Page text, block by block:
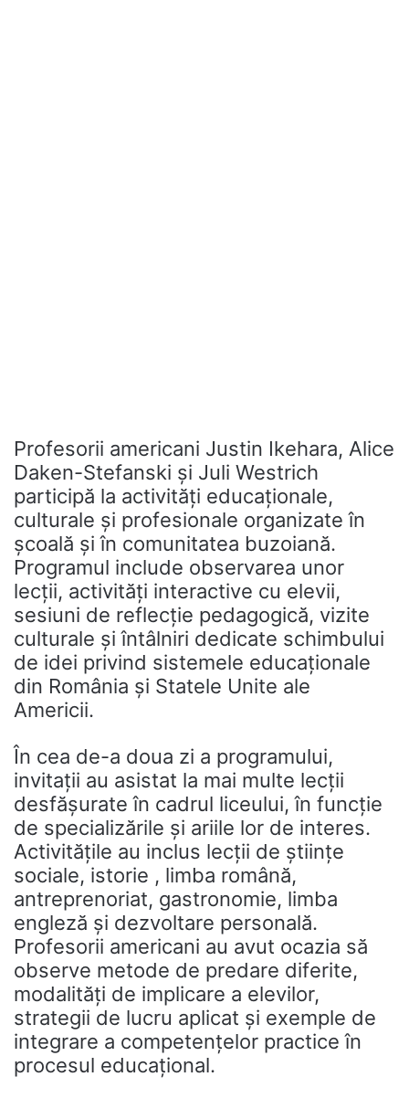
Profesorii americani Justin Ikehara, Alice
Daken-Stefanski și Juli Westrich
participă la activități educaționale,
culturale și profesionale organizate în
școală și în comunitatea buzoiană.
Programul include observarea unor
lecții, activități interactive cu elevii,
sesiuni de reflecție pedagogică, vizite
culturale și întâlniri dedicate schimbului
de idei privind sistemele educaționale
din România și Statele Unite ale
Americii.
În cea de-a doua zi a programului,
invitații au asistat la mai multe lecții
desfășurate în cadrul liceului, în funcție
de specializările și ariile lor de interes.
Activitățile au inclus lecții de științe
sociale, istorie , limba română,
antreprenoriat, gastronomie, limba
engleză și dezvoltare personală.
Profesorii americani au avut ocazia să
observe metode de predare diferite,
modalități de implicare a elevilor,
strategii de lucru aplicat și exemple de
integrare a competențelor practice în
procesul educațional.